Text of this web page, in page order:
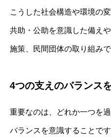
こうした社会構造や環境の
共助・公助を意識した備え
施策、民間団体の取り組み
4つの支えのバランス
重要なのは、どれか一つを
バランスを意識することです